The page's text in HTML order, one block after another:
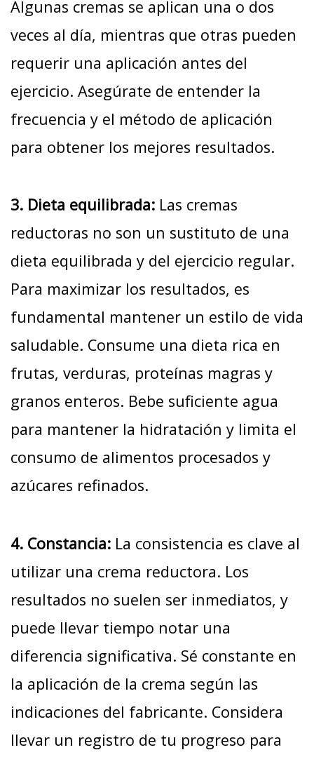
Algunas cremas se aplican una o dos
veces al día, mientras que otras pueden
requerir una aplicación antes del
ejercicio. Asegúrate de entender la
frecuencia y el método de aplicación
para obtener los mejores resultados.
3. Dieta equilibrada: Las cremas
reductoras no son un sustituto de una
dieta equilibrada y del ejercicio regular.
Para maximizar los resultados, es
fundamental mantener un estilo de vida
saludable. Consume una dieta rica en
frutas, verduras, proteínas magras y
granos enteros. Bebe suficiente agua
para mantener la hidratación y limita el
consumo de alimentos procesados y
azúcares refinados.
4. Constancia: La consistencia es clave al
utilizar una crema reductora. Los
resultados no suelen ser inmediatos, y
puede llevar tiempo notar una
diferencia significativa. Sé constante en
la aplicación de la crema según las
indicaciones del fabricante. Considera
llevar un registro de tu progreso para